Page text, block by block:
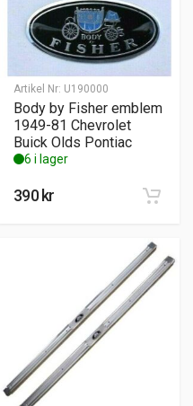
Artikel Nr: U190000
Body by Fisher emblem
1949-81 Chevrolet
Buick Olds Pontiac
6 i lager
390 kr